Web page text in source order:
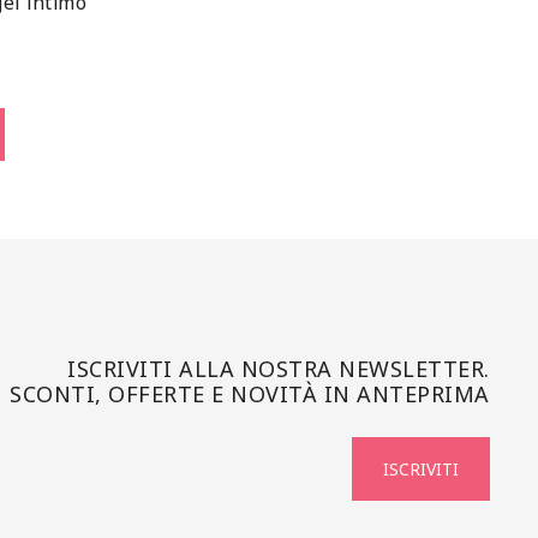
ISCRIVITI ALLA NOSTRA NEWSLETTER.
SCONTI, OFFERTE E NOVITÀ IN ANTEPRIMA
ISCRIVITI